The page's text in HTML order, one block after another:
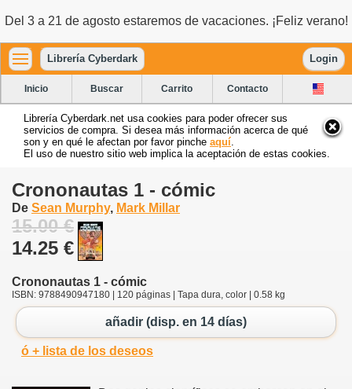
Del 3 a 21 de agosto estaremos de vacaciones. ¡Feliz verano!
Librería Cyberdark Login
Inicio Buscar Carrito Contacto
Librería Cyberdark.net usa cookies para poder ofrecer sus
servicios de compra. Si desea más información acerca de qué
son y en qué le afectan por favor pinche aquí
El uso de nuestro sitio web implica la aceptación de estas cookies.
Crononautas 1 - cómic
De Sean Murphy, Mark Millar
15.00 €
14.25 €
Crononautas 1 - cómic
ISBN: 9788490947180 | 120 páginas | Tapa dura, color | 0.58 kg
añadir (disp. en 14 días)
ó + lista de los deseos